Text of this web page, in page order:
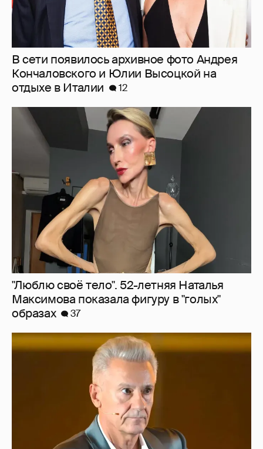
"Люблю своё тело". 52-летняя Наталья
Максимова показала фигуру в "голых"
"Сломанные судьбы". Олег Меньшиков
призвал закрыть неэффективные
театральные вузы в России